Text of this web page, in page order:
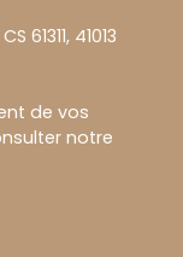
61311, 41013
de vos
notre